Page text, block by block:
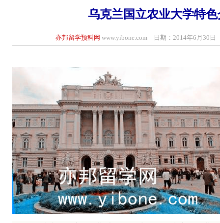
乌克兰国立农业大学特
亦邦留学预科网 www.yibone.com 日期：2014年6月30